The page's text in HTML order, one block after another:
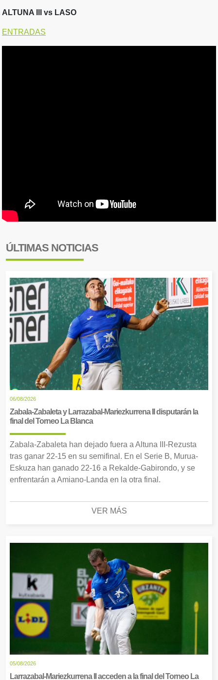
ALTUNA III vs LASO
ENTRADAS
ÚLTIMAS NOTICIAS
06/08/2026
Zabala-Zabaleta y Larrazabal-Mariezkurrena II disputarán la
final del Torneo La Blanca
Zabala-Zabaleta han dejado fuera a Altuna III-Rezusta
tras ganar 22-15 en su semifinal. En el Serie B, Murua-
Eskuza han ganado 22-16 a Rekalde-Gabirondo, y se
enfrentarán a Amiano-Landa en la otra final.
VER MÁS
05/08/2026
Larrazabal-Mariezkurrena II acceden a la final del Torneo La